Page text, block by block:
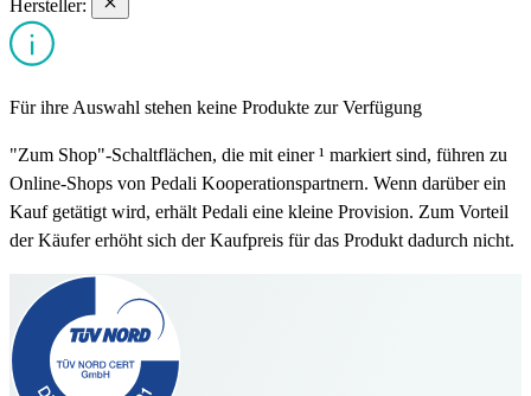
Hersteller:
Für ihre Auswahl stehen keine Produkte zur Verfügung
"Zum Shop"-Schaltflächen, die mit einer ¹ markiert sind, führen zu
Online-Shops von Pedali Kooperationspartnern. Wenn darüber ein
Kauf getätigt wird, erhält Pedali eine kleine Provision. Zum Vorteil
der Käufer erhöht sich der Kaufpreis für das Produkt dadurch nicht.